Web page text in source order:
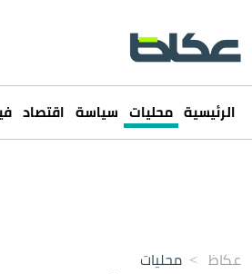
الرئيسية محليات سياسة اقتصاد
عكاظ > محليات